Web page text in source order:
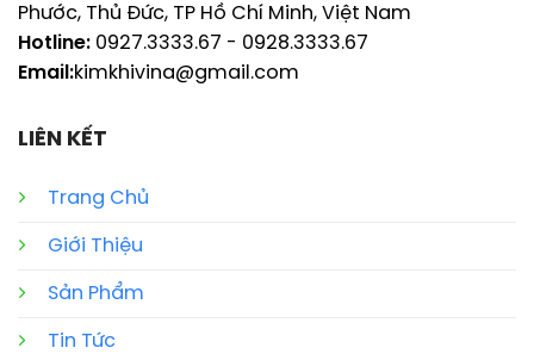
Phước, Thủ Đức, TP Hồ Chí Minh, Việt Nam
Hotline: 0927.3333.67 - 0928.3333.67
Email:kimkhivina@gmail.com
LIÊN KẾT
Trang Chủ
Giới Thiệu
Sản Phẩm
Tin Tức